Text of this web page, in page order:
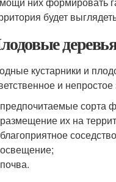
будет
кустарники и
и
предпочитаемые сорта
размещение их на
благоприятное
освещение;
почва.